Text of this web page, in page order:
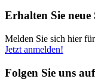
Erhalten Sie
Melden Sie sich hier
Jetzt anmelden!
Folgen Sie uns auf